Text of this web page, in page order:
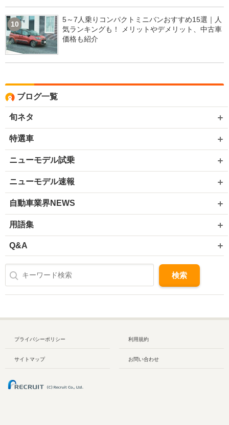
10
5～7人乗りコンパクトミニバンおすすめ15選｜人
気ランキングも！ メリットやデメリット、中古車
価格も紹介
ブログ一覧
旬ネタ
特選車
ニューモデル試乗
ニューモデル速報
自動車業界NEWS
用語集
Q&A
プライバシーポリシー 利用規約
サイトマップ お問い合わせ